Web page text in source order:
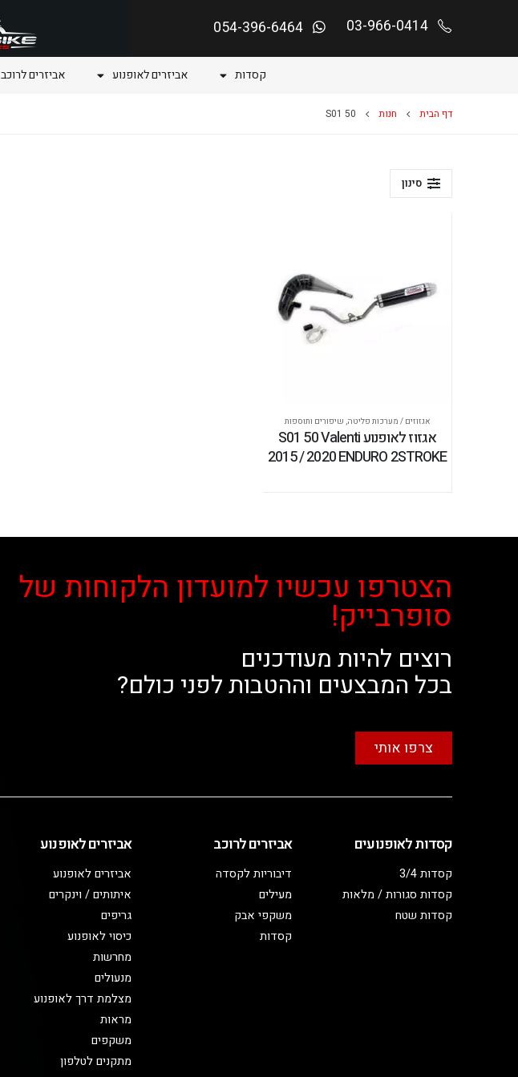
03-966-0414
054-396-6464
קסדות אביזרים לאופנוע אביזרים לרוכב
דף הבית חנות S01 50
סינון
אגזוזים / מערכות פליטה, שיפורים ותוספות
אגזוז לאופנוע S01 50 Valenti
2015 / 2020 ENDURO 2STROKE
הצטרפו עכשיו למועדון הלקוחות של
סופרבייק!
רוצים להיות מעודכנים
בכל המבצעים וההטבות לפני כולם?
צרפו אותי
קסדות לאופנועים
קסדות 3/4
קסדות סגורות / מלאות
קסדות שטח
אביזרים לרוכב
דיבוריות לקסדה
מעילים
משקפי אבק
קסדות
אביזרים לאופנוע
אביזרים לאופנוע
איתותים / וינקרים
גריפים
כיסוי לאופנוע
מחרשות
מנעולים
מצלמת דרך לאופנוע
מראות
משקפים
מתקנים לטלפון